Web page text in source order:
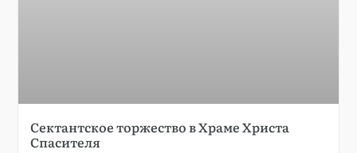
Сектантское торжество в Храме Христа
Спасителя